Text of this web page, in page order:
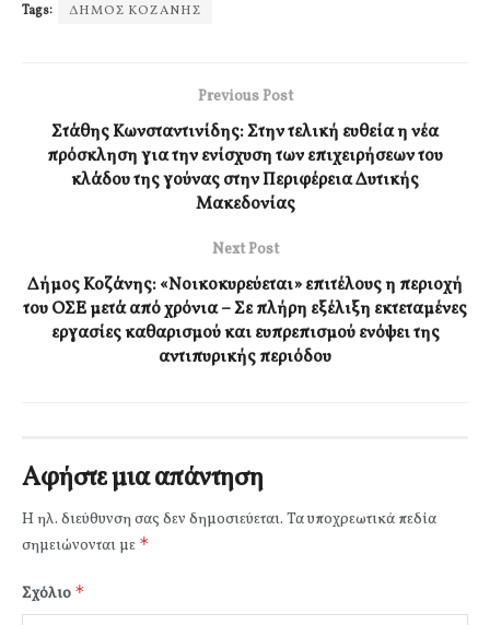
Tags: ΔΗΜΟΣ ΚΟΖΑΝΗΣ
Previous Post
Στάθης Κωνσταντινίδης: Στην τελική ευθεία η νέα
πρόσκληση για την ενίσχυση των επιχειρήσεων του
κλάδου της γούνας στην Περιφέρεια Δυτικής
Μακεδονίας
Next Post
Δήμος Κοζάνης: «Νοικοκυρεύεται» επιτέλους η περιοχή
του ΟΣΕ μετά από χρόνια – Σε πλήρη εξέλιξη εκτεταμένες
εργασίες καθαρισμού και ευπρεπισμού ενόψει της
αντιπυρικής περιόδου
Αφήστε μια απάντηση
Η ηλ. διεύθυνση σας δεν δημοσιεύεται. Τα υποχρεωτικά πεδία
σημειώνονται με *
Σχόλιο *